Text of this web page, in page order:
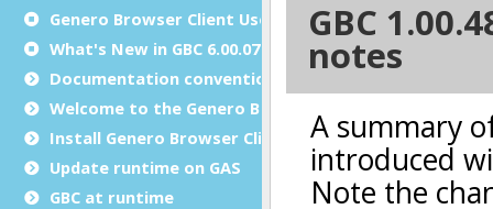
Genero Browser Client User Guide
What's New in GBC 6.00.07
Documentation conventions
Welcome to the Genero Browser Client
Install Genero Browser Client
Update runtime on GAS
GBC at runtime